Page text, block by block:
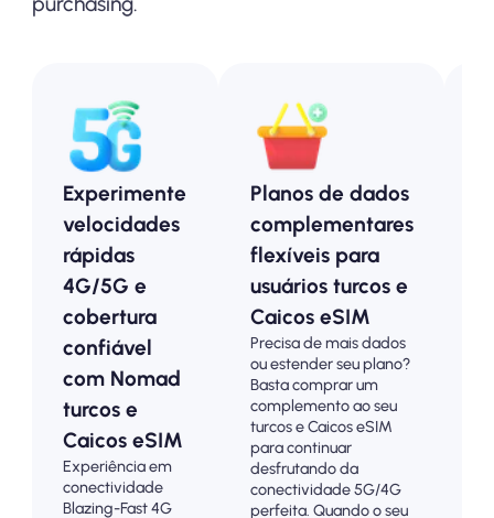
Experimente
velocidades
rápidas
4G/5G e
cobertura
confiável
com Nomad
turcos e
Caicos eSIM
Experiência em
conectividade
Blazing-Fast 4G
Planos de dados
complementares
flexíveis para
usuários turcos e
Caicos eSIM
Precisa de mais dados
ou estender seu plano?
Basta comprar um
complemento ao seu
turcos e Caicos eSIM
para continuar
desfrutando da
conectividade 5G/4G
perfeita. Quando o seu